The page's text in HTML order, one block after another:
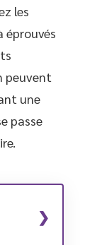
les
éprouvés
peuvent
une
passe